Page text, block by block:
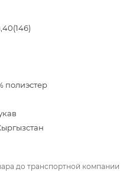
полиэстер
до транспортной компании